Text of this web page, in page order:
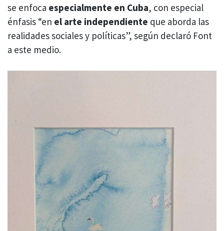
se enfoca especialmente en Cuba, con especial
énfasis “en el arte independiente que aborda las
realidades sociales y políticas”, según declaró Font
a este medio.